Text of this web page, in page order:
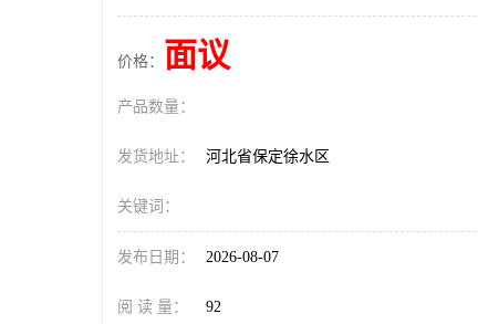
价格： 面议
产品数量：
发货地址： 河北省保定徐水区
关键词：
发布日期： 2026-08-07
阅 读 量： 92